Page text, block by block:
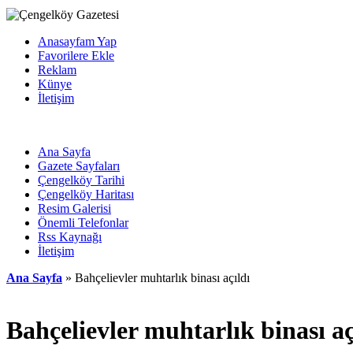
Anasayfam Yap
Favorilere Ekle
Reklam
Künye
İletişim
Ana Sayfa
Gazete Sayfaları
Çengelköy Tarihi
Çengelköy Haritası
Resim Galerisi
Önemli Telefonlar
Rss Kaynağı
İletişim
Ana Sayfa » Bahçelievler muhtarlık binası açıldı
Bahçelievler muhtarlık binası